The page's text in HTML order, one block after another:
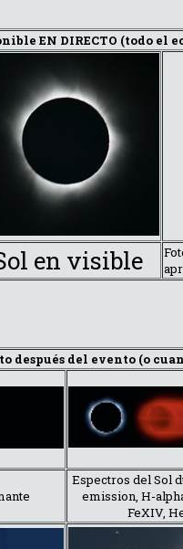
EN DIRECTO (todo el
en visible
después del evento (o
Espectros del Sol
emission, H-
FeXIV,